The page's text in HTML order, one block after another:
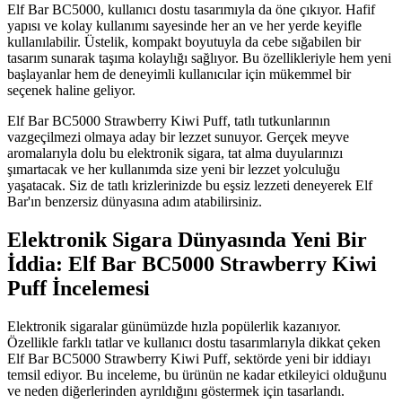
Elf Bar BC5000, kullanıcı dostu tasarımıyla da öne çıkıyor. Hafif
yapısı ve kolay kullanımı sayesinde her an ve her yerde keyifle
kullanılabilir. Üstelik, kompakt boyutuyla da cebe sığabilen bir
tasarım sunarak taşıma kolaylığı sağlıyor. Bu özellikleriyle hem yeni
başlayanlar hem de deneyimli kullanıcılar için mükemmel bir
seçenek haline geliyor.
Elf Bar BC5000 Strawberry Kiwi Puff, tatlı tutkunlarının
vazgeçilmezi olmaya aday bir lezzet sunuyor. Gerçek meyve
aromalarıyla dolu bu elektronik sigara, tat alma duyularınızı
şımartacak ve her kullanımda size yeni bir lezzet yolculuğu
yaşatacak. Siz de tatlı krizlerinizde bu eşsiz lezzeti deneyerek Elf
Bar'ın benzersiz dünyasına adım atabilirsiniz.
Elektronik Sigara Dünyasında Yeni Bir
İddia: Elf Bar BC5000 Strawberry Kiwi
Puff İncelemesi
Elektronik sigaralar günümüzde hızla popülerlik kazanıyor.
Özellikle farklı tatlar ve kullanıcı dostu tasarımlarıyla dikkat çeken
Elf Bar BC5000 Strawberry Kiwi Puff, sektörde yeni bir iddiayı
temsil ediyor. Bu inceleme, bu ürünün ne kadar etkileyici olduğunu
ve neden diğerlerinden ayrıldığını göstermek için tasarlandı.